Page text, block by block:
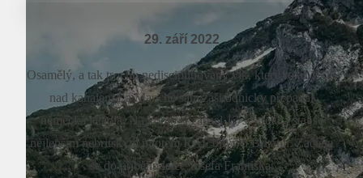
29. září 2022
Osamělý, a tak trochu nedisciplinovaný vlk, který roku 1940
nad kanálem La Manche sám záškodnicky přepadal
německá letadla. Na konto si zapsal 17 sestřelů a stal se
nejlepším nebritským pilotem RAF bitvy o Británii. Začtěte
se do příběhu letce Josefa Františka.